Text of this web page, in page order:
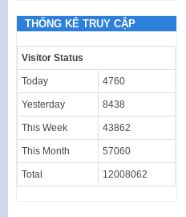
THỐNG KÊ TRUY CẬP
Visitor Status
Today 4760
Yesterday 8438
This Week 43862
This Month 57060
Total 12008062